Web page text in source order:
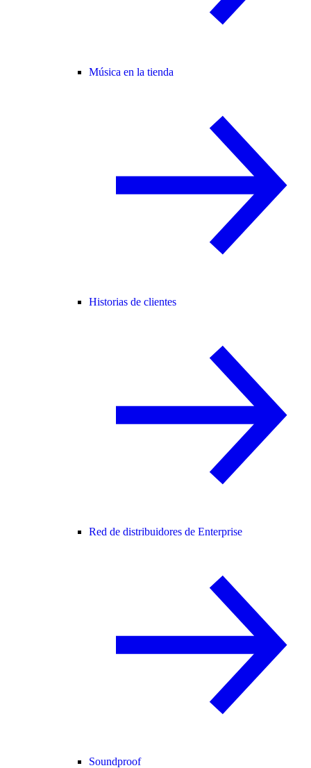
Música en la tienda
Historias de clientes
Red de distribuidores de Enterprise
Soundproof